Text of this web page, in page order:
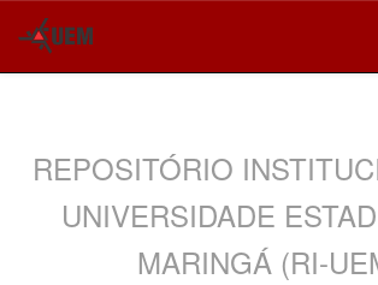
REPOSITÓRIO
UNIVERSIDADE
MARINGÁ (RI-